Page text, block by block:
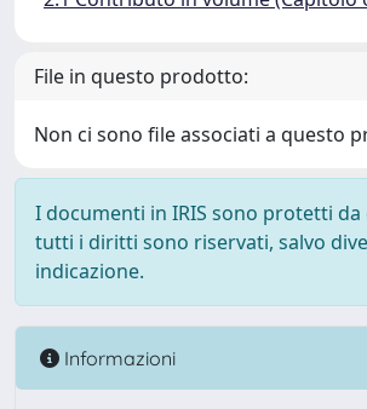
File in questo prodotto:
Non ci sono file associati a questo
I documenti in IRIS sono protetti
tutti i diritti sono riservati, salvo
indicazione.
Informazioni